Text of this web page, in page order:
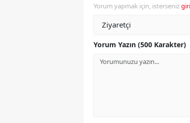
Yorum yapmak için, isterseniz
Yorum Yazın (500 Karakter)